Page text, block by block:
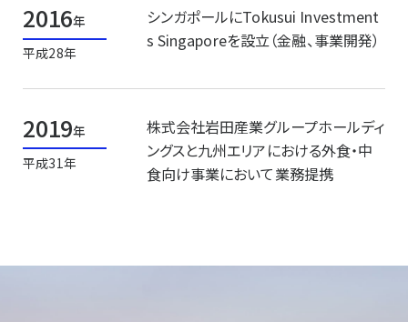
2016年
平成28年
シンガポールにTokusui Investment
s Singaporeを設立（金融、事業開発）
2019年
平成31年
株式会社岩田産業グループホールディ
ングスと九州エリアにおける外食・中
食向け事業において業務提携